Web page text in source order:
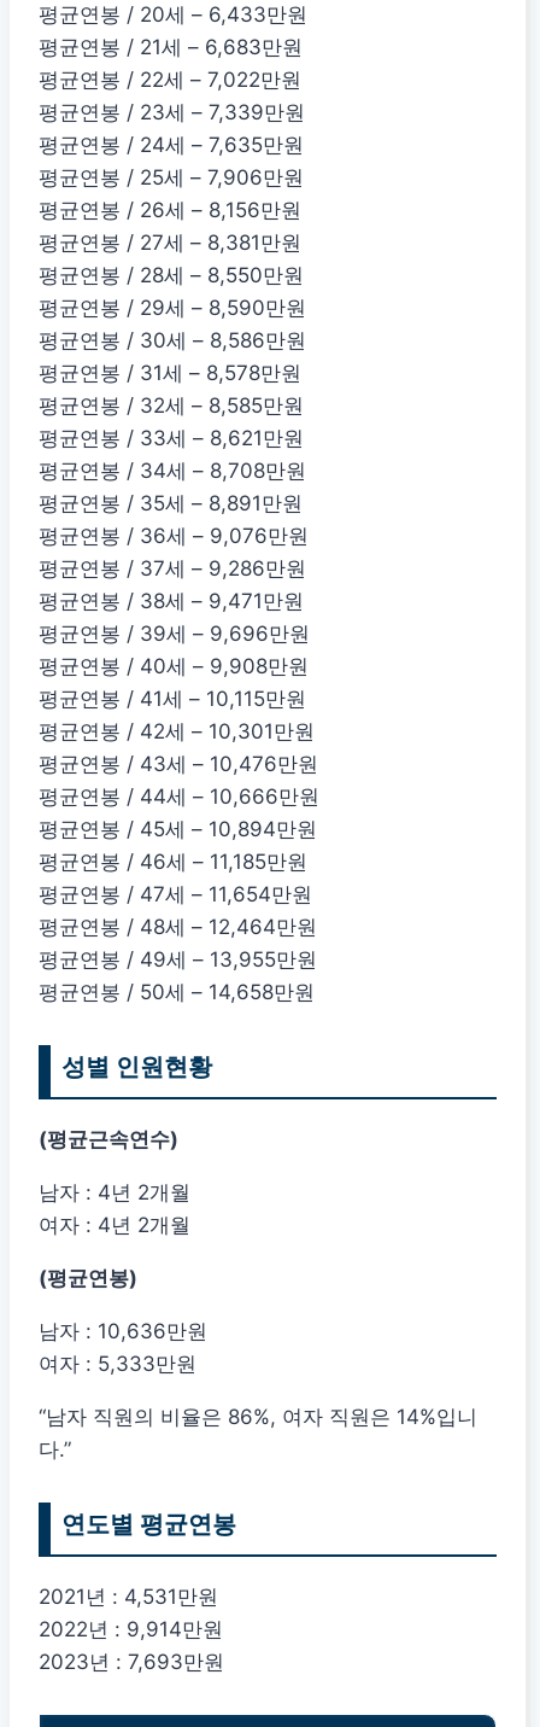
평균연봉 / 20세 – 6,433만원
평균연봉 / 21세 – 6,683만원
평균연봉 / 22세 – 7,022만원
평균연봉 / 23세 – 7,339만원
평균연봉 / 24세 – 7,635만원
평균연봉 / 25세 – 7,906만원
평균연봉 / 26세 – 8,156만원
평균연봉 / 27세 – 8,381만원
평균연봉 / 28세 – 8,550만원
평균연봉 / 29세 – 8,590만원
평균연봉 / 30세 – 8,586만원
평균연봉 / 31세 – 8,578만원
평균연봉 / 32세 – 8,585만원
평균연봉 / 33세 – 8,621만원
평균연봉 / 34세 – 8,708만원
평균연봉 / 35세 – 8,891만원
평균연봉 / 36세 – 9,076만원
평균연봉 / 37세 – 9,286만원
평균연봉 / 38세 – 9,471만원
평균연봉 / 39세 – 9,696만원
평균연봉 / 40세 – 9,908만원
평균연봉 / 41세 – 10,115만원
평균연봉 / 42세 – 10,301만원
평균연봉 / 43세 – 10,476만원
평균연봉 / 44세 – 10,666만원
평균연봉 / 45세 – 10,894만원
평균연봉 / 46세 – 11,185만원
평균연봉 / 47세 – 11,654만원
평균연봉 / 48세 – 12,464만원
평균연봉 / 49세 – 13,955만원
평균연봉 / 50세 – 14,658만원
성별 인원현황
(평균근속연수)
남자 : 4년 2개월
여자 : 4년 2개월
(평균연봉)
남자 : 10,636만원
여자 : 5,333만원
“남자 직원의 비율은 86%, 여자 직원은 14%입니
다.”
연도별 평균연봉
2021년 : 4,531만원
2022년 : 9,914만원
2023년 : 7,693만원